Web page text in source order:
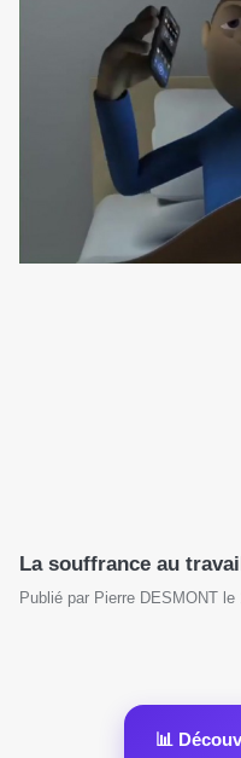
La souffrance au
Publié par Pierre DESMONT le
📊